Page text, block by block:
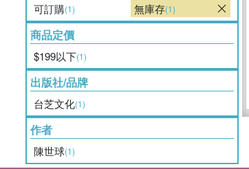
可訂購(1) 無庫存(1)
商品定價
$199以下(1)
出版社/品牌
台芝文化(1)
作者
陳世球(1)